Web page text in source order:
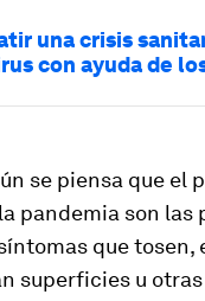
una crisis
con ayuda de
se piensa que el
pandemia son las
que tosen,
superficies u